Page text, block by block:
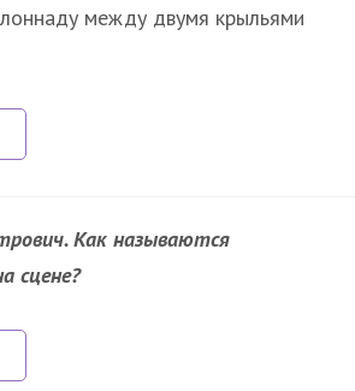
между двумя крыльями
Как называются
сцене?